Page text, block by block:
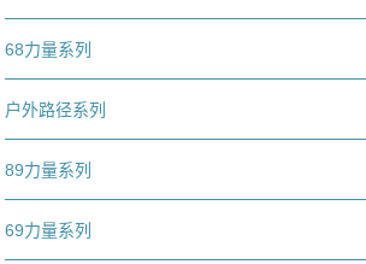
68力量系列
户外路径系列
89力量系列
69力量系列